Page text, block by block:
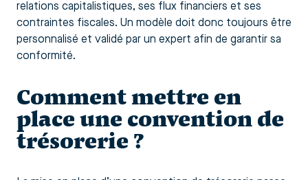
relations capitalistiques, ses flux financiers et ses
contraintes fiscales. Un modèle doit donc toujours être
personnalisé et validé par un expert afin de garantir sa
conformité.
Comment mettre en
place une convention de
trésorerie ?